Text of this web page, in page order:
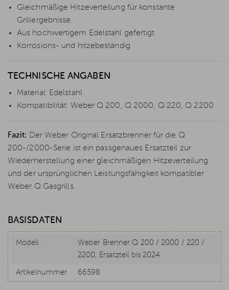
Gleichmäßige Hitzeverteilung für konstante
Grillergebnisse
Aus hochwertigem Edelstahl gefertigt
Korrosions- und hitzebeständig
TECHNISCHE ANGABEN
Material: Edelstahl
Kompatibilität: Weber Q 200, Q 2000, Q 220, Q 2200
Fazit: Der Weber Original Ersatzbrenner für die Q
200-/2000-Serie ist ein passgenaues Ersatzteil zur
Wiederherstellung einer gleichmäßigen Hitzeverteilung
und der ursprünglichen Leistungsfähigkeit kompatibler
Weber Q Gasgrills.
BASISDATEN
Modell
Weber Brenner Q 200 / 2000 / 220 /
2200, Ersatzteil bis 2024
Artikelnummer 66598